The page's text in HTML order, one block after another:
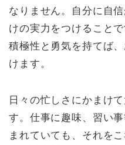
なりません。自分に自
けの実力をつけること
積極性と勇気を持てば
けます。
日々の忙しさにかまけ
す。仕事に趣味、習い
まれていても、それを